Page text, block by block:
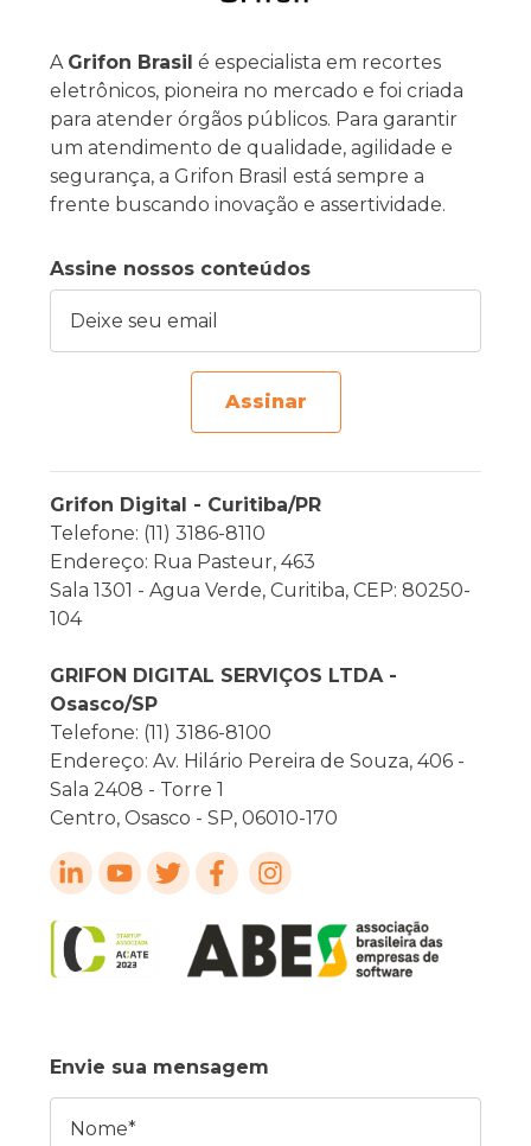
A Grifon Brasil é especialista em recortes
eletrônicos, pioneira no mercado e foi criada
para atender órgãos públicos. Para garantir
um atendimento de qualidade, agilidade e
segurança, a Grifon Brasil está sempre a
frente buscando inovação e assertividade.
Assine nossos conteúdos
Assinar
Grifon Digital - Curitiba/PR
Telefone: (11) 3186-8110
Endereço: Rua Pasteur, 463
Sala 1301 - Agua Verde, Curitiba, CEP: 80250-
104
GRIFON DIGITAL SERVIÇOS LTDA -
Osasco/SP
Telefone: (11) 3186-8100
Endereço: Av. Hilário Pereira de Souza, 406 -
Sala 2408 - Torre 1
Centro, Osasco - SP, 06010-170
Envie sua mensagem